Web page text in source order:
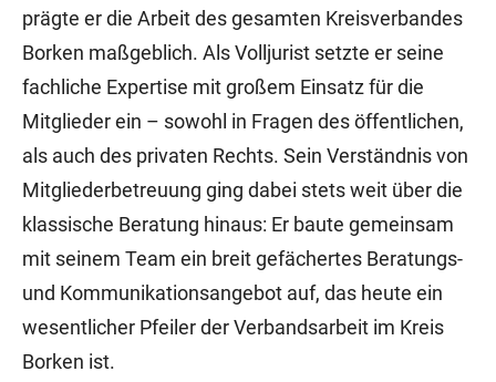
prägte er die Arbeit des gesamten Kreisverbandes
Borken maßgeblich. Als Volljurist setzte er seine
fachliche Expertise mit großem Einsatz für die
Mitglieder ein – sowohl in Fragen des öffentlichen,
als auch des privaten Rechts. Sein Verständnis von
Mitgliederbetreuung ging dabei stets weit über die
klassische Beratung hinaus: Er baute gemeinsam
mit seinem Team ein breit gefächertes Beratungs-
und Kommunikationsangebot auf, das heute ein
wesentlicher Pfeiler der Verbandsarbeit im Kreis
Borken ist.